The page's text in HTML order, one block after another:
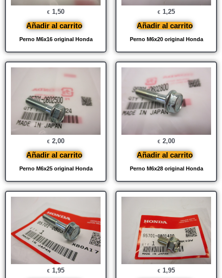
Perno M6x16 original Honda
€ 1,50
Añadir al carrito
Perno M6x20 original Honda
€ 1,25
Añadir al carrito
Perno M6x25 original Honda
€ 2,00
Añadir al carrito
Perno M6x28 original Honda
€ 2,00
Añadir al carrito
€ 1,95 € 1,95